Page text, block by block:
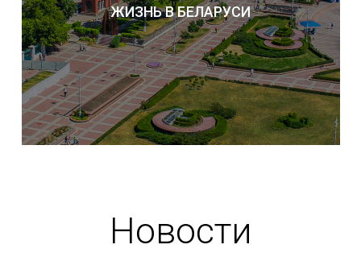
ЖИЗНЬ В БЕЛАРУСИ
Новости